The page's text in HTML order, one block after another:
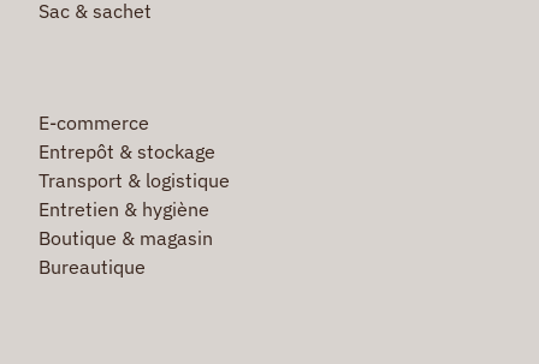
Sac & sachet
E-commerce
Entrepôt & stockage
Transport & logistique
Entretien & hygiène
Boutique & magasin
Bureautique